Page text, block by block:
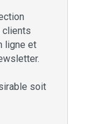
clients
ligne et
soit